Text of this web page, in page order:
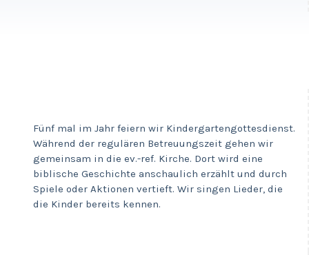
Fünf mal im Jahr feiern wir Kindergartengottesdienst.
Während der regulären Betreuungszeit gehen wir
gemeinsam in die ev.-ref. Kirche. Dort wird eine
biblische Geschichte anschaulich erzählt und durch
Spiele oder Aktionen vertieft. Wir singen Lieder, die
die Kinder bereits kennen.